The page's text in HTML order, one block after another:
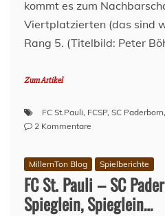
odds!
kommt es zum
Viertplatzierten (das sind
Rang 5. (Titelbild: Peter
Zum Artikel
FC St.Pauli, FCSP, SC Paderborn,
2 Kommentare
Spiel
–
SC
Paderborn
MillernTon Blog Spielberichte
FC St. Pauli – SC
Spieglein, Spieglein…